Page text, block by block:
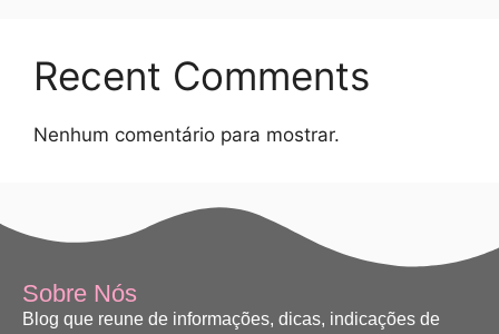
Recent Comments
Nenhum comentário para mostrar.
Sobre Nós
Blog que reune de informações, dicas, indicações de